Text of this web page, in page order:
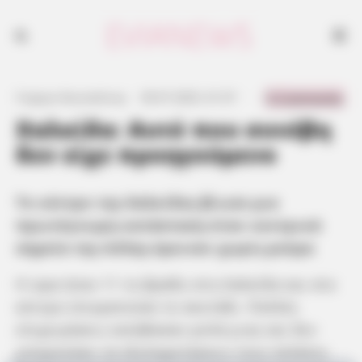
Χαλκίδα: Αυτό που συνέβη
δεν είχε προηγούμενο
Το κέντρο της Χαλκίδας βίωσε μια
σημεία της πόλης έμειναν χωρίς ρεύμα
μπορούσαν να εξυπηρετήσουν τους πελάτες